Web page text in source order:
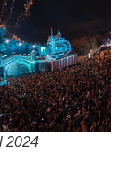
2024